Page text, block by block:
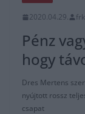
2020.04.29.
Pénz
hogy
Dres Mertens
nyújtott rossz
csapat